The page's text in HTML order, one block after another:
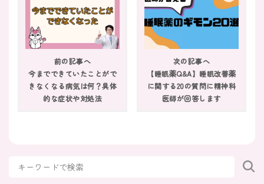
2025/09/30 治療薬
抗うつ薬が効かない場合の対処法３選｜原因と
注意点もあわせて解説
2024/07/04 治療薬
2024/06/17
前の記事へ
今までできていたことがで
きなくなる病気は何？具体
的な症状や対処法
次の記事へ
【睡眠薬Q&A】睡眠改善薬
に関する20の質問に精神科
医師が回答します